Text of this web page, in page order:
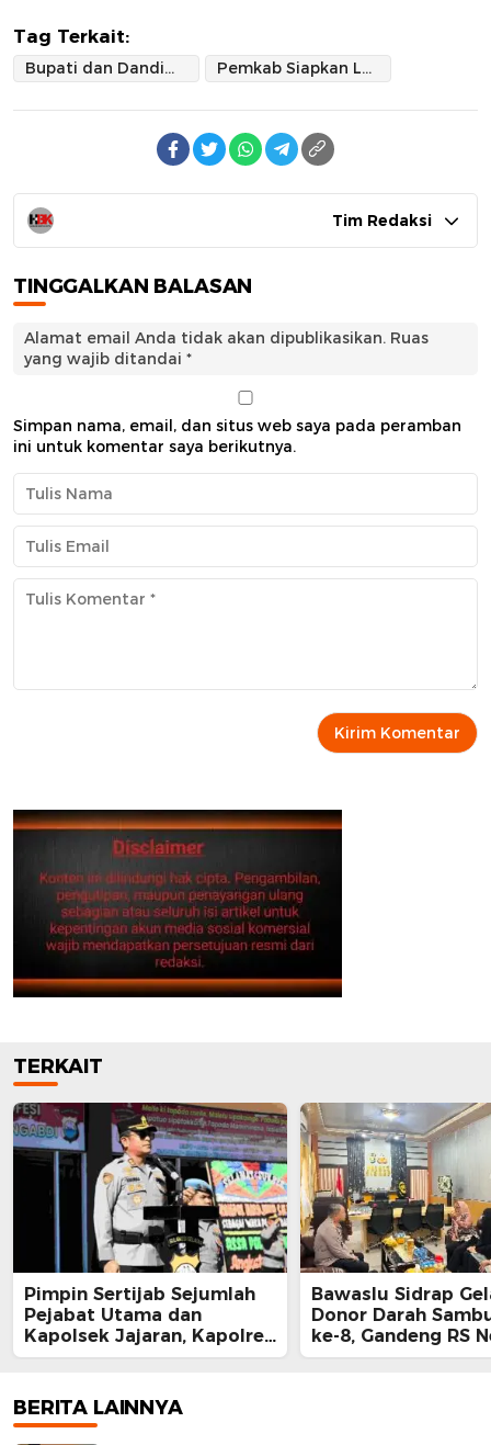
Tag Terkait:
Bupati dan Dandim 1420 Tinjau Lokasi Pembentukan Yonif TP di Sidrap Pemkab Siapkan Lokasi dan Dukungan Infrastruktur
Tim Redaksi
TINGGALKAN BALASAN
Alamat email Anda tidak akan dipublikasikan. Ruas
yang wajib ditandai *
Simpan nama, email, dan situs web saya pada peramban
ini untuk komentar saya berikutnya.
TERKAIT
Pimpin Sertijab Sejumlah
Pejabat Utama dan
Kapolsek Jajaran, Kapolres
Barru Harap Perkuat
Bawaslu Sidrap
Donor Darah
ke-8, Gandeng RS
Mallomo dan
BERITA LAINNYA